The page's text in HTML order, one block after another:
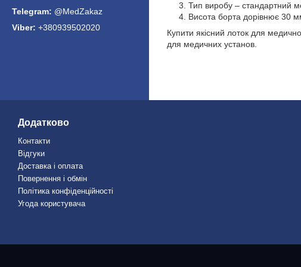
@MedZakaz
+380939502020
Тип виробу – стандартний
Висота борта дорівнює 30
Купити якісний лоток для
для медичних установ.
Додатково
Контакти
Відгуки
Доставка і оплата
Повернення і обмін
Політика конфіденційності
Угода користувача